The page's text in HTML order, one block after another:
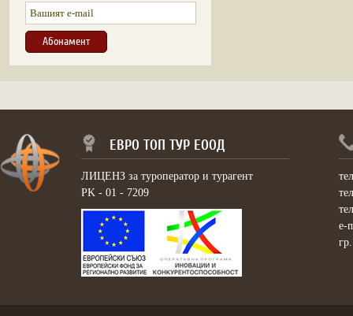
ЕВРО ТОП ТУР ЕООД
ЛИЦЕНЗ за туроператор и турагент
PK - 01 - 7209
e-